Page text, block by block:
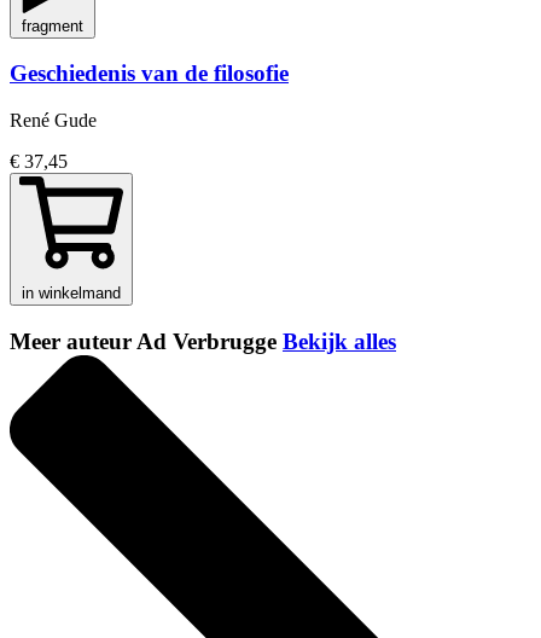
fragment
Geschiedenis van de filosofie
René Gude
€ 37,45
in winkelmand
Meer auteur Ad Verbrugge Bekijk alles